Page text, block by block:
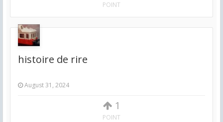
POINT
1
POINT
histoire de rire
August 31, 2024